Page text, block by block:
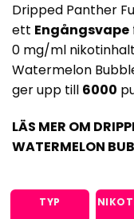
Dripped Panther
ett Engångsvape
0 mg/ml
Watermelon
ger upp till 6000
LÄS MER OM
WATERMELON
TYP